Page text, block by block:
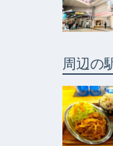
周辺の